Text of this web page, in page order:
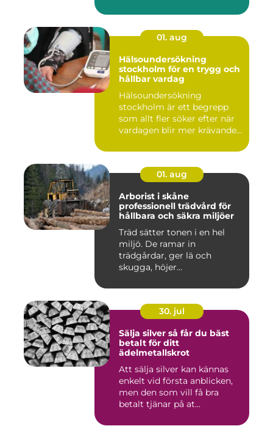
01. aug
Hälsoundersökning
stockholm för en trygg och
hållbar vardag
Hälsoundersökning
stockholm är ett begrepp
som allt fler söker efter när
vardagen blir mer krävande
01. aug
Arborist i skåne
professionell trädvård för
hållbara och säkra miljöer
Träd sätter tonen i en hel
miljö. De ramar in
trädgårdar, ger lä och
skugga, höjer
30. jul
Sälja silver så får du bäst
betalt för ditt
ädelmetallskrot
Att sälja silver kan kännas
enkelt vid första anblicken,
men den som vill få bra
betalt tjänar på at...